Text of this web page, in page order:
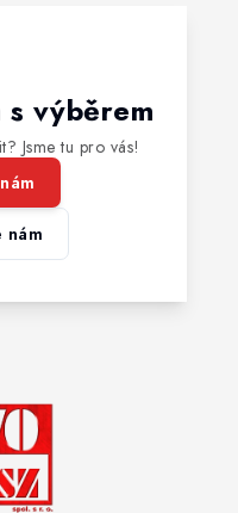
s výběrem
Jsme tu pro vás!